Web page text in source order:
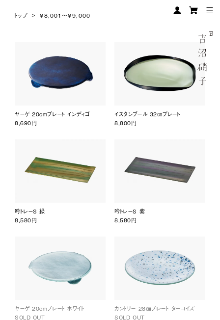
トップ > ¥8,001〜¥9,000
ヤーゲ 20cmプレート インディゴ
8,690円
イスタンブール 32㎝プレート
8,800円
吟トレーS 緑
8,580円
吟トレーS 紫
8,580円
ヤーゲ 20cmプレート ホワイト
SOLD OUT
カントリー 28㎝プレート ターコイズ
SOLD OUT